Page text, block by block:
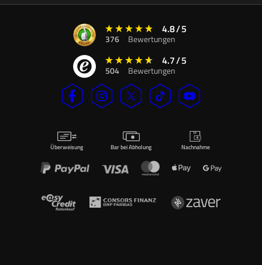
4.8/5
376 Bewertungen
4.7/5
504 Bewertungen
Überweisung Bar bei Abholung Nachnahme